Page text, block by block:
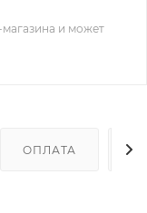
магазина и может
ОПЛАТА